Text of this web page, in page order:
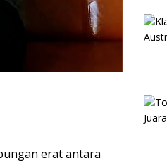
erat antara